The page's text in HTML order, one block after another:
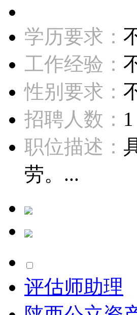
学历要求：
工作经验：
性别要求：
招聘人数：
职位描述：
劳。...
评估师助理